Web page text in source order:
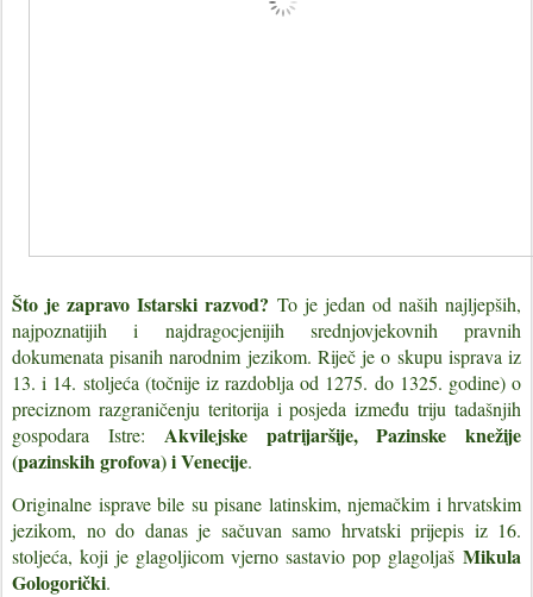
Što je zapravo Istarski razvod? To je jedan od naših najljepših,
najpoznatijih i najdragocjenijih srednjovjekovnih pravnih
dokumenata pisanih narodnim jezikom. Riječ je o skupu isprava iz
13. i 14. stoljeća (točnije iz razdoblja od 1275. do 1325. godine) o
preciznom razgraničenju teritorija i posjeda između triju tadašnjih
gospodara Istre: Akvilejske patrijaršije, Pazinske knežije
(pazinskih grofova) i Venecije.
Originalne isprave bile su pisane latinskim, njemačkim i hrvatskim
jezikom, no do danas je sačuvan samo hrvatski prijepis iz 16.
stoljeća, koji je glagoljicom vjerno sastavio pop glagoljaš Mikula
Gologorički.